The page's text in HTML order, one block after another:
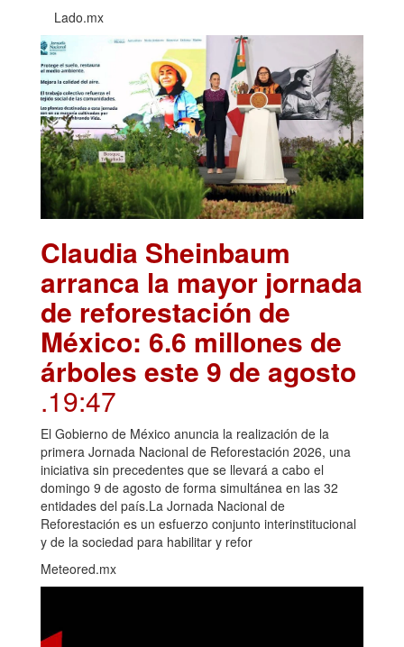
Lado.mx
Claudia Sheinbaum
arranca la mayor jornada
de reforestación de
México: 6.6 millones de
árboles este 9 de agosto
.19:47
El Gobierno de México anuncia la realización de la
primera Jornada Nacional de Reforestación 2026, una
iniciativa sin precedentes que se llevará a cabo el
domingo 9 de agosto de forma simultánea en las 32
entidades del país.La Jornada Nacional de
Reforestación es un esfuerzo conjunto interinstitucional
y de la sociedad para habilitar y refor
Meteored.mx